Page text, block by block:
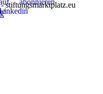
stiftungsmarktplatz.eu